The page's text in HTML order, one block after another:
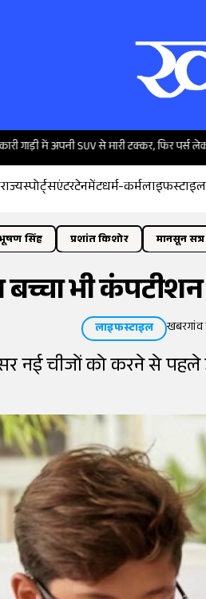
SUV से मारी टक्कर, फिर पर्स लेकर भाग गया
राज्यस्पोर्ट्सएंटरटेनमेंटधर्म-कर्मलाइफस्टाइल
सिंह प्रशांत किशोर मानसून सत्र
भी
लाइफस्टाइल
नई चीजों को करने से पहले